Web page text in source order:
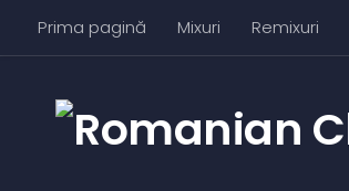
Skip to content
Prima pagină Mixuri Remixuri